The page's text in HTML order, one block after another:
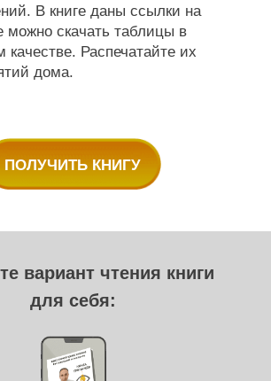
ПОЛУЧИТЬ КНИГУ
В книге даны ссылки на
можно скачать таблицы в
качестве. Распечатайте их
дома.
вариант чтения книги
для себя: